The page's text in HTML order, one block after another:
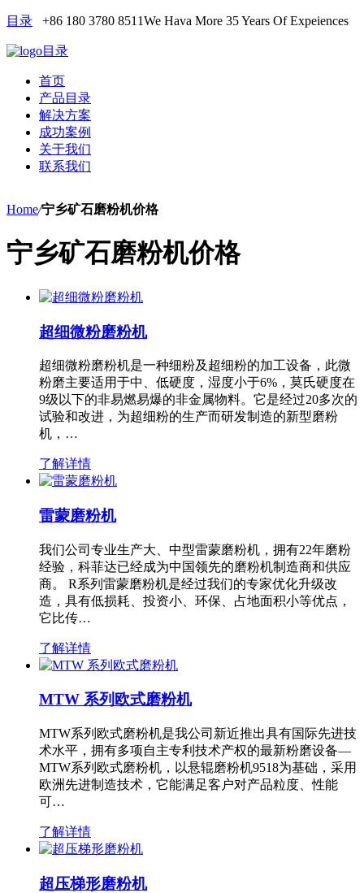
目录 +86 180 3780 8511We Hava More 35 Years Of Expeiences
目录
首页
产品目录
解决方案
成功案例
关于我们
联系我们
Home/宁乡矿石磨粉机价格
宁乡矿石磨粉机价格
超细微粉磨粉机
超细微粉磨粉机是一种细粉及超细粉的加工设备，此微
粉磨主要适用于中、低硬度，湿度小于6%，莫氏硬度在
9级以下的非易燃易爆的非金属物料。它是经过20多次的
试验和改进，为超细粉的生产而研发制造的新型磨粉
机，…
了解详情
雷蒙磨粉机
我们公司专业生产大、中型雷蒙磨粉机，拥有22年磨粉
经验，科菲达已经成为中国领先的磨粉机制造商和供应
商。 R系列雷蒙磨粉机是经过我们的专家优化升级改
造，具有低损耗、投资小、环保、占地面积小等优点，
它比传…
了解详情
MTW 系列欧式磨粉机
MTW系列欧式磨粉机是我公司新近推出具有国际先进技
术水平，拥有多项自主专利技术产权的最新粉磨设备—
MTW系列欧式磨粉机，以悬辊磨粉机9518为基础，采用
欧洲先进制造技术，它能满足客户对产品粒度、性能
可…
了解详情
超压梯形磨粉机